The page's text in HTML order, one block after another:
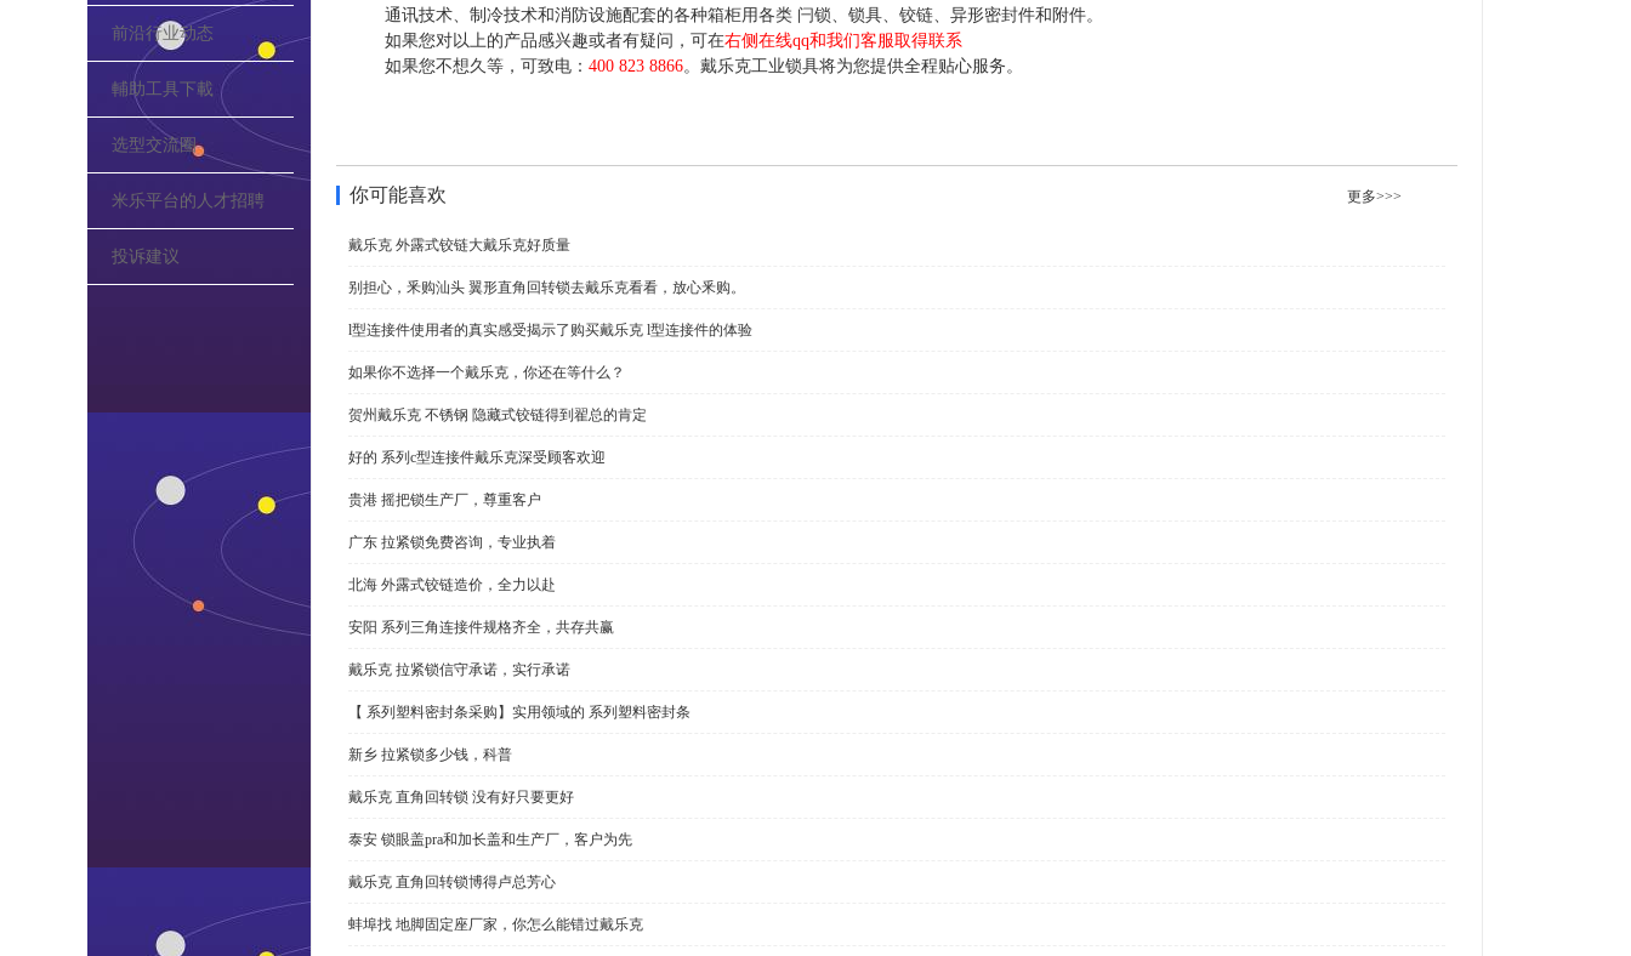
前沿行业动态
輔助工具下載
选型交流圈
米乐平台的人才招聘
投诉建议
通讯技术、制冷技术和消防设施配套的各种箱柜用各类 闩锁、锁具、铰链、异形密封件和附件。
如果您对以上的产品感兴趣或者有疑问，可在右侧在线qq和我们客服取得联系
如果您不想久等，可致电： 400 823 8866。戴乐克工业锁具将为您提供全程贴心服务。
你可能喜欢 更多>>>
戴乐克 外露式铰链大戴乐克好质量
别担心，釆购汕头 翼形直角回转锁去戴乐克看看，放心釆购。
l型连接件使用者的真实感受揭示了购买戴乐克 l型连接件的体验
如果你不选择一个戴乐克，你还在等什么？
贺州戴乐克 不锈钢 隐藏式铰链得到翟总的肯定
好的 系列c型连接件戴乐克深受顾客欢迎
贵港 摇把锁生产厂，尊重客户
广东 拉紧锁免费咨询，专业执着
北海 外露式铰链造价，全力以赴
安阳 系列三角连接件规格齐全，共存共赢
戴乐克 拉紧锁信守承诺，实行承诺
【 系列塑料密封条采购】实用领域的 系列塑料密封条
新乡 拉紧锁多少钱，科普
戴乐克 直角回转锁 没有好只要更好
泰安 锁眼盖pra和加长盖和生产厂，客户为先
戴乐克 直角回转锁博得卢总芳心
蚌埠找 地脚固定座厂家，你怎么能错过戴乐克